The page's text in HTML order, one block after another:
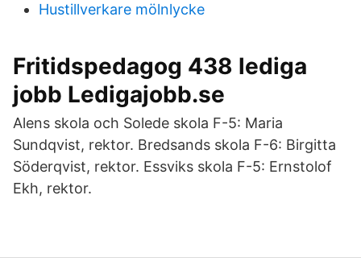
Hustillverkare mölnlycke
Fritidspedagog 438 lediga
jobb Ledigajobb.se
Alens skola och Solede skola F-5: Maria
Sundqvist, rektor. Bredsands skola F-6: Birgitta
Söderqvist, rektor. Essviks skola F-5: Ernstolof
Ekh, rektor.